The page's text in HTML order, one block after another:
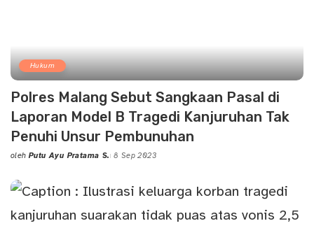
Hukum
Polres Malang Sebut Sangkaan Pasal di
Laporan Model B Tragedi Kanjuruhan Tak
Penuhi Unsur Pembunuhan
Posted
oleh Putu Ayu Pratama S. 8 Sep 2023